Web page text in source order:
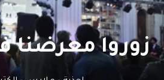
زوروا معرضنا